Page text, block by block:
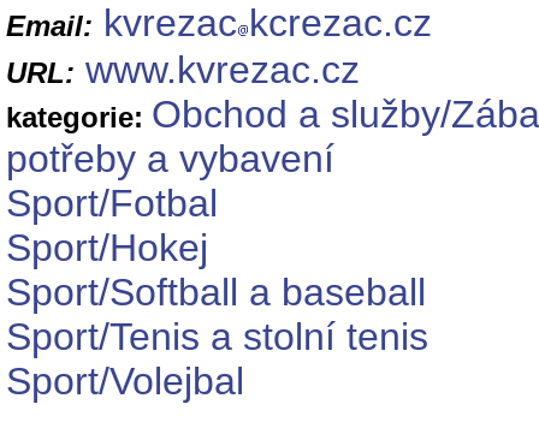
Email: kvrezac kcrezac.cz
URL: www.kvrezac.cz
kategorie: Obchod a služby/
potřeby a vybavení
Sport/Fotbal
Sport/Hokej
Sport/Softball a baseball
Sport/Tenis a stolní tenis
Sport/Volejbal